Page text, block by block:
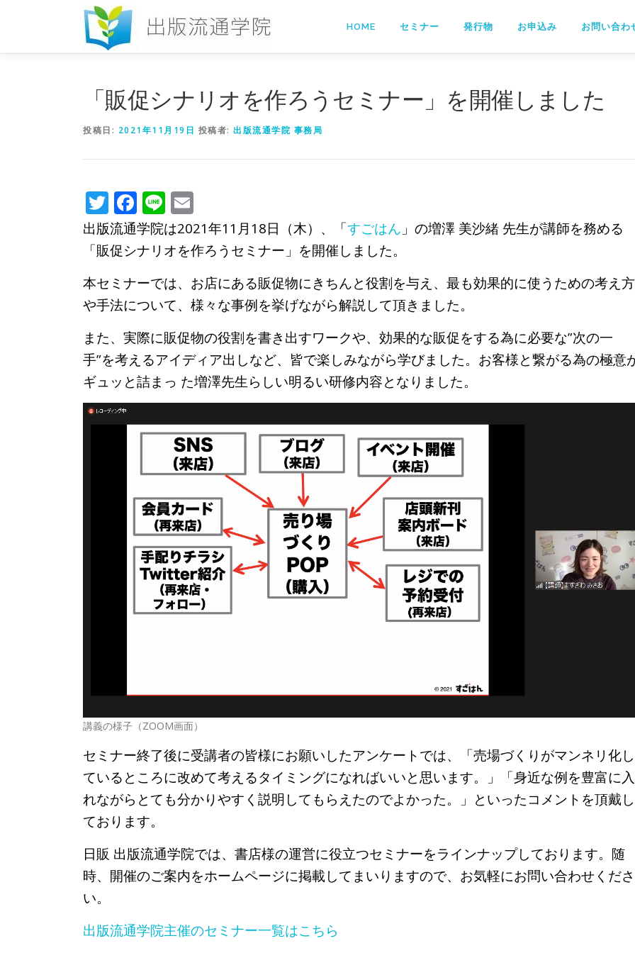
ン
HOME セミナー 発行物 お申込み お問い合わ
「販促シナリオを作ろうセミナー」を開催しました
投稿日: 2021年11月19日 投稿者: 出版流通学院 事務局
Twitter
Facebook
Line
出版流通学院は2021年11月18日（木）、「すごはん 」の増澤 美沙緒 先生が講師を務める
「販促シナリオを作ろうセミナー 」を開催しました。
本セミナーでは、お店にある販促物にきちんと役割を与え、最も効果的に使うための考え方
や手法について、様々な事例を挙げながら解説して頂きました。
また、実際に販促物の役割を書き出すワークや、 効果的な販促をする為に必要な”次の一
手”を考えるアイディア出しなど、皆で楽しみながら学びました。 お客様と繋がる為の極意
ギュッと詰まっ た増澤先生らしい明るい研修内容となりました。
講義の様子（ZOOM画面）
セミナー終了後に受講者の皆様にお願いしたアンケートでは、
「売場づくりがマンネリ化し
ているところに改めて考えるタイミングになればいいと思います。」「身近な例を豊富に入
れながらとても分かりやすく説明してもらえたのでよかった。」 といったコメントを頂戴し
ております。
日販 出版流通学院では、書店様の運営に役立つセミナーをラインナップしております。随
時、開催のご案内をホームページに掲載してまいりますので、お気軽にお問い合わせくださ
い。
出版流通学院主催のセミナー一覧はこちら